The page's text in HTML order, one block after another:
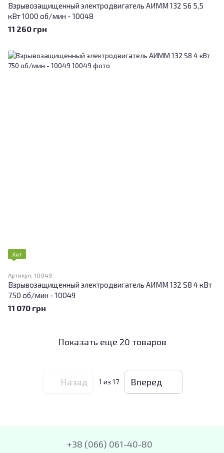
Взрывозащищенный электродвигатель АИММ 132 S6 5,5
кВт 1000 об/мин - 10048
11 260 грн
Хит
Артикул: 10049
Взрывозащищенный электродвигатель АИММ 132 S8 4 кВт
750 об/мин - 10049
11 070 грн
Показать еще 20 товаров
Назад 1 из 17 Вперед
+38 (066) 061-40-80